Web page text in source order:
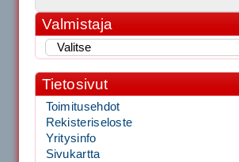
Valmistaja
Tietosivut
Toimitusehdot
Rekisteriseloste
Yritysinfo
Sivukartta